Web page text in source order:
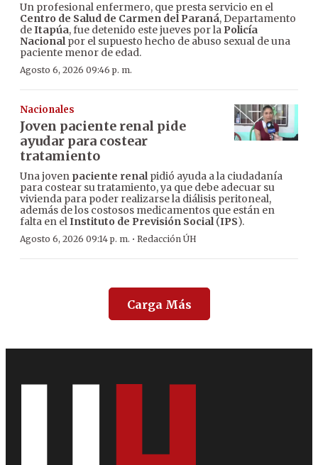
Un profesional enfermero, que presta servicio en el
Centro de Salud de Carmen del Paraná, Departamento
deItapúa, fue detenido este jueves por la Policía
Nacionalpor el supuesto hecho de abuso sexual de una
paciente menor de edad.
Agosto 6, 2026 09:46 p. m.
Nacionales
Joven paciente renal pide
ayudar para costear
tratamiento
Una joven paciente renalpidió ayuda a la ciudadanía
para costear su tratamiento, ya que debe adecuar su
vivienda para poder realizarse la diálisis peritoneal,
además de los costosos medicamentos que están en
falta en elInstituto de Previsión Social(IPS).
Agosto 6, 2026 09:14 p. m. · Redacción ÚH
Carga Más